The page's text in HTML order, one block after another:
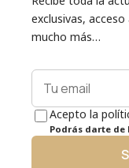
exclusivas,
mucho más…
Acepto la
Podrás darte